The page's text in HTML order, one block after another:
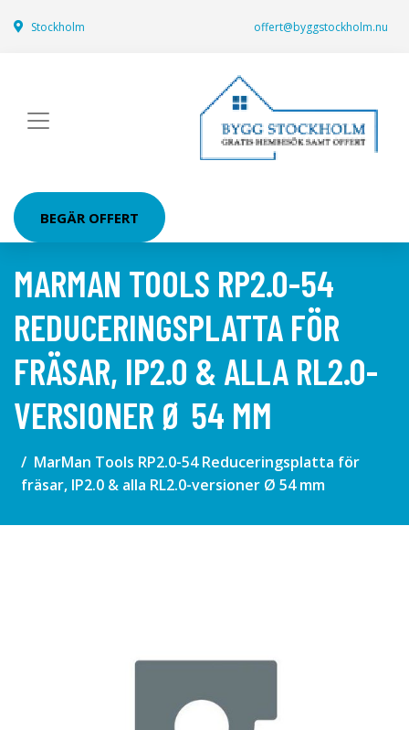
Stockholm offert@byggstockholm.nu
BEGÄR OFFERT
MARMAN TOOLS RP2.0-54
REDUCERINGSPLATTA FÖR
FRÄSAR, IP2.0 & ALLA RL2.0-
VERSIONER Ø 54 MM
MarMan Tools RP2.0-54 Reduceringsplatta för
fräsar, IP2.0 & alla RL2.0-versioner Ø 54 mm